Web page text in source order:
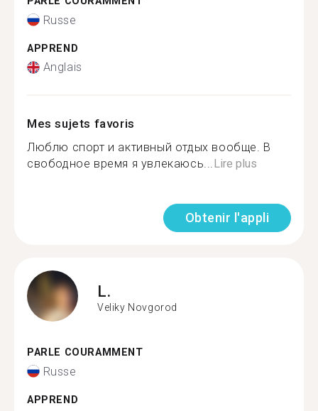
Russe
APPREND
Anglais
Mes sujets favoris
Люблю спорт и активный отдых вообще. В
свободное время я увлекаюсь...Lire plus
Obtenir l'appli
L.
Veliky Novgorod
PARLE COURAMMENT
Russe
APPREND